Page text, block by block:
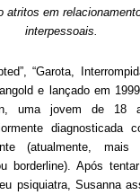
atritos em
interpessoais.
“Garota,
e lançado em
uma jovem de 18
diagnosticada
(atualmente, mais
borderline). Após
psiquiatra, Susanna